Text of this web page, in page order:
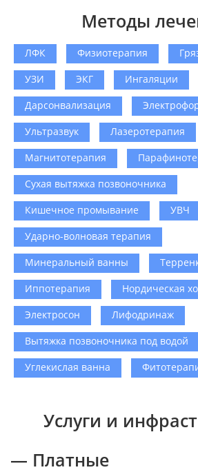
Методы
ЛФК Физиотерапия
УЗИ
ЭКГ
Ингаляции
Дарсонвализация
Ультразвук
Лазеротерапия
Магнитотерапия
Сухая вытяжка позвоночника
Кишечное промывание
УВЧ
Ударно-волновая терапия
Минеральный ванны
Иппотерапия
Нордическая
Электросон
Лифодринаж
Вытяжка позвоночника под водой
Углекислая ванна
Услуги и
— Платные